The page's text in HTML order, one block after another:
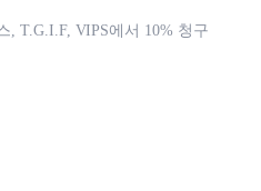
, T.G.I.F, VIPS에서 10% 청구